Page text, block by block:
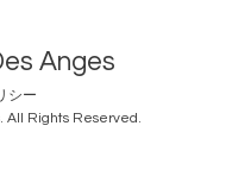
Anges
シー
. All Rights Reserved.